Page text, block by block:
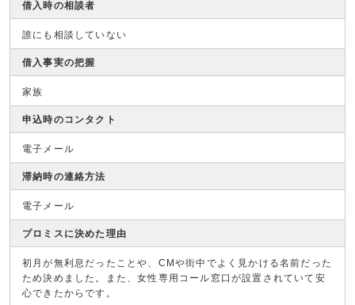
借入時の相談者
誰にも相談していない
借入事実の把握
家族
申込時のコンタクト
電子メール
滞納時の連絡方法
電子メール
プロミスに決めた理由
初月が無利息だったことや、CMや街中でよく見かける名前だった
ため決めました。また、女性専用コール窓口が設置されていて安
心できたからです。